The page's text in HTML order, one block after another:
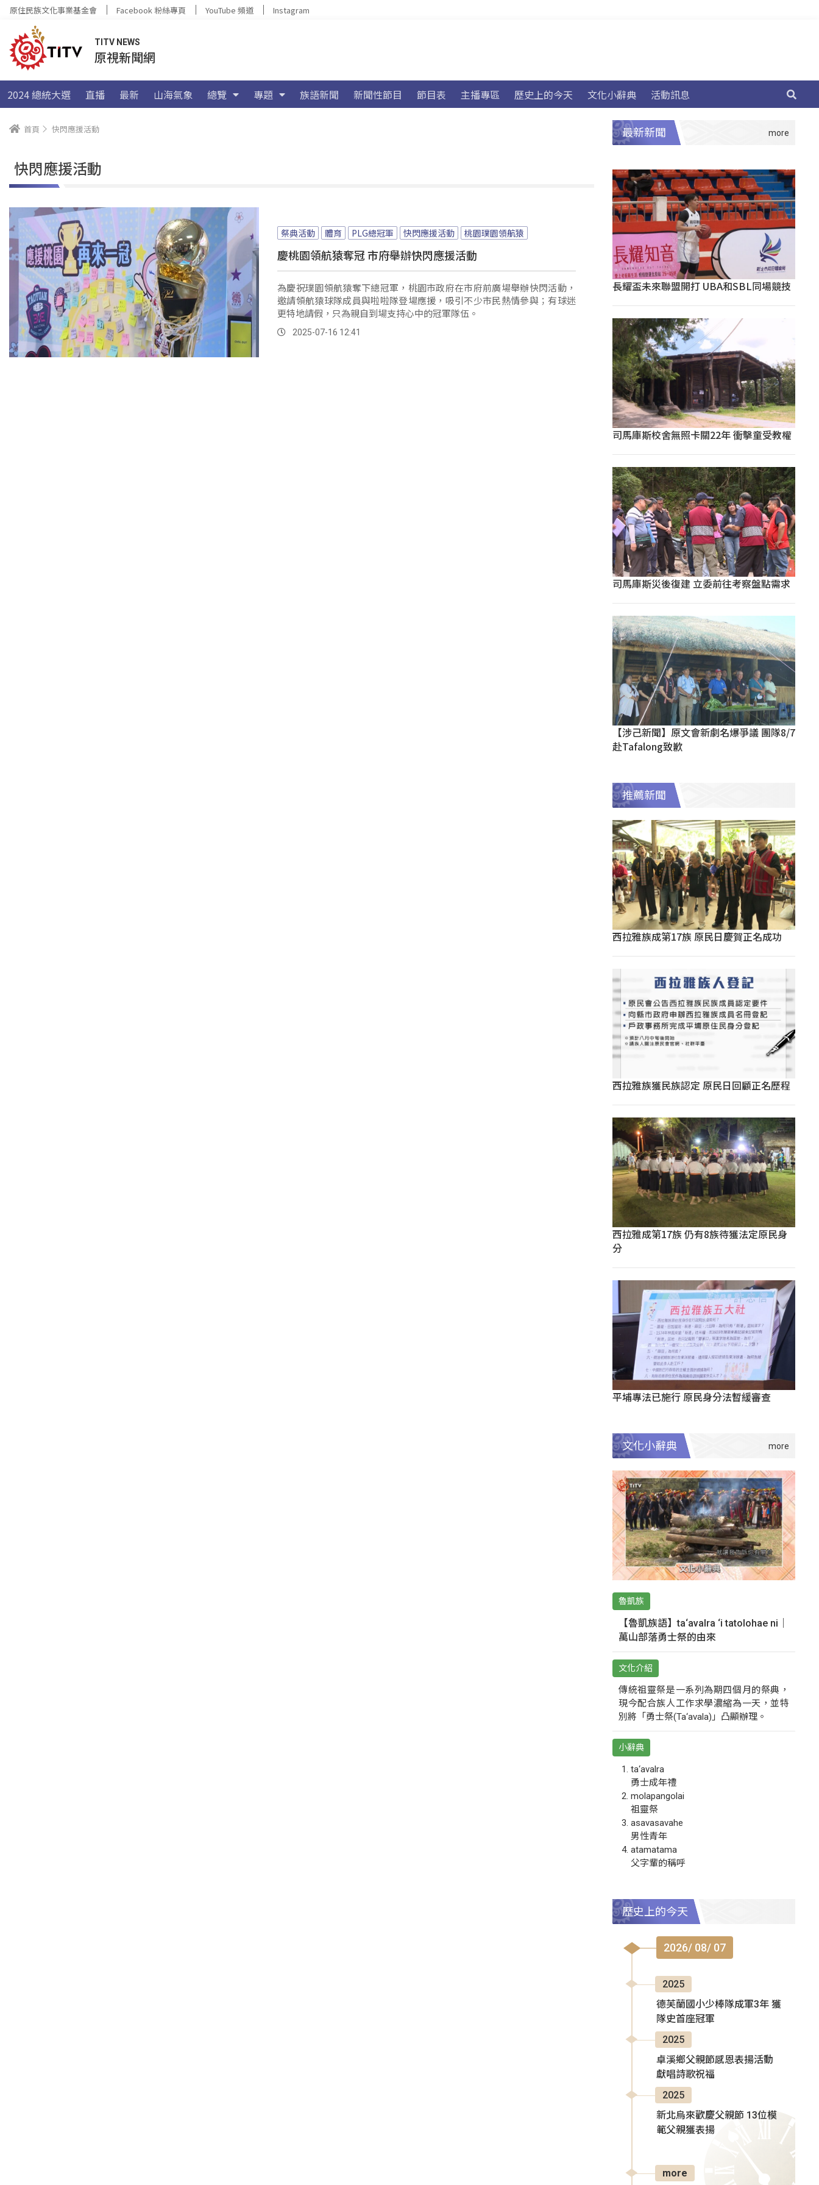
原住民族文化事業基金會 Facebook 粉絲專頁 YouTube 頻道 Instagram
TITV NEWS
原視新聞網
2024 總統大選 直播 最新 山海氣象 總覽 專題 族語新聞 新聞性節目 節目表 主播專區 歷史上的今天 文化小辭典 活動訊息
首頁 快閃應援活動
快閃應援活動
祭典活動 體育 PLG總冠軍 快閃應援活動 桃園璞園領航猿
慶桃園領航猿奪冠 市府舉辦快閃應援活動
為慶祝璞園領航猿奪下總冠軍，桃園市政府在市府前廣場舉辦快閃活動，
邀請領航猿球隊成員與啦啦隊登場應援，吸引不少市民熱情參與；有球迷
更特地請假，只為親自到場支持心中的冠軍隊伍。
2025-07-16 12:41
最新新聞
長耀盃未來聯盟開打 UBA和SBL同場競技
司馬庫斯校舍無照卡關22年 衝擊童受教權
司馬庫斯災後復建 立委前往考察盤點需求
【涉己新聞】原文會新劇名爆爭議 團隊8/7
赴Tafalong致歉
推薦新聞
西拉雅族成第17族 原民日慶賀正名成功
西拉雅族獲民族認定 原民日回顧正名歷程
西拉雅成第17族 仍有8族待獲法定原民身
分
平埔專法已施行 原民身分法暫緩審查
文化小辭典
魯凱族
【魯凱族語】ta‘avalra ‘i tatolohae ni｜
萬山部落勇士祭的由來
文化介紹
傳統祖靈祭是一系列為期四個月的祭典，
現今配合族人工作求學濃縮為一天，並特
別將「勇士祭(Ta‘avala)」凸顯辦理。
小辭典
ta‘avalra
勇士成年禮
molapangolai
祖靈祭
asavasavahe
男性青年
atamatama
父字輩的稱呼
歷史上的今天
2026/ 08/ 07
2025
德芙蘭國小少棒隊成軍3年 獲
隊史首座冠軍
2025
卓溪鄉父親節感恩表揚活動
獻唱詩歌祝福
2025
新北烏來歡慶父親節 13位模
範父親獲表揚
more